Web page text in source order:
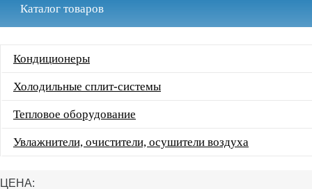
Каталог товаров
Кондиционеры
Холодильные сплит-системы
Тепловое оборудование
Увлажнители, очистители, осушители воздуха
ЦЕНА: